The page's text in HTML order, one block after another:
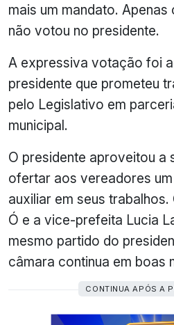
mais um mandato.
não votou no presidente.
A expressiva votação foi
presidente que prometeu
pelo Legislativo em
municipal.
O presidente aproveitou a
ofertar aos vereadores
auxiliar em seus
Ó e a vice-prefeita Lucia
mesmo partido do
câmara continua em boas
CONTINUA APÓS A